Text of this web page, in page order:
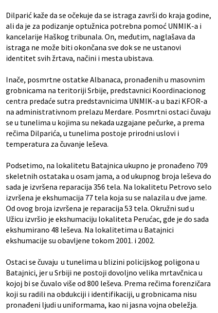
Dilparić kaže da se očekuje da se istraga završi do kraja godine,
ali da je za podizanje optužnica potrebna pomoć UNMIK-a i
kancelarije Haškog tribunala. On, međutim, naglašava da
istraga ne može biti okončana sve dok se ne ustanovi
identitet svih žrtava, načini i mesta ubistava.
Inače, posmrtne ostatke Albanaca, pronađenih u masovnim
grobnicama na teritoriji Srbije, predstavnici Koordinacionog
centra predaće sutra predstavnicima UNMIK-a u bazi KFOR-a
na administrativnom prelazu Merdare. Posmrtni ostaci čuvaju
se u tunelima u kojima su nekada uzgajane pečurke, a prema
rečima Dilparića, u tunelima postoje prirodni uslovi i
temperatura za čuvanje leševa.
Podsetimo, na lokalitetu Batajnica ukupno je pronađeno 709
skeletnih ostataka u osam jama, a od ukupnog broja leševa do
sada je izvršena reparacija 356 tela. Na lokalitetu Petrovo selo
izvršena je ekshumacija 77 tela koja su se nalazila u dve jame.
Od ovog broja izvršena je reparacija 53 tela. Okružni sud u
Užicu izvršio je ekshumaciju lokaliteta Perućac, gde je do sada
ekshumirano 48 leševa. Na lokalitetima u Batajnici
ekshumacije su obavljene tokom 2001. i 2002.
Ostaci se čuvaju u tunelima u blizini policijskog poligona u
Batajnici, jer u Srbiji ne postoji dovoljno velika mrtavčnica u
kojoj bi se čuvalo više od 800 leševa. Prema rečima forenzičara
koji su radili na obdukciji i identifikaciji, u grobnicama nisu
pronađeni ljudi u uniformama, kao ni jasna vojna obeležja.